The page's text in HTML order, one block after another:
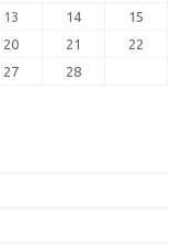
13 14
15
20 21
22
27 28